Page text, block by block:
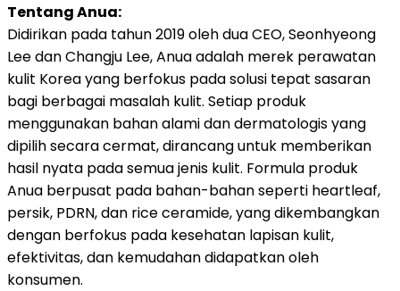
Tentang Anua:
Didirikan pada tahun 2019 oleh dua CEO, Seonhyeong
Lee dan Changju Lee, Anua adalah merek perawatan
kulit Korea yang berfokus pada solusi tepat sasaran
bagi berbagai masalah kulit. Setiap produk
menggunakan bahan alami dan dermatologis yang
dipilih secara cermat, dirancang untuk memberikan
hasil nyata pada semua jenis kulit. Formula produk
Anua berpusat pada bahan-bahan seperti heartleaf,
persik, PDRN, dan rice ceramide, yang dikembangkan
dengan berfokus pada kesehatan lapisan kulit,
efektivitas, dan kemudahan didapatkan oleh
konsumen.